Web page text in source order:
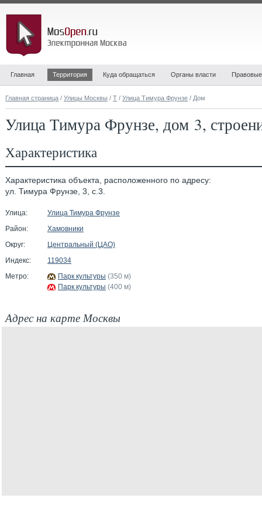
Главная Территория Куда обращаться Органы власти
Главная страница / Улицы Москвы / Т / Улица Тимура Фрунзе / Дом
Улица Тимура Фрунзе, дом 3,
Характеристика
Характеристика объекта, расположенного по адресу:
ул. Тимура Фрунзе, 3, с.3.
Улица:
Улица Тимура Фрунзе
Район:
Хамовники
Округ:
Центральный (ЦАО)
Индекс:
119034
Метро:
Парк культуры (350 м)
Парк культуры (400 м)
Адрес на карте Москвы